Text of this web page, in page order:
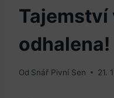
Tajemství
odhalena!
Od Snář Pivní Sen 21.